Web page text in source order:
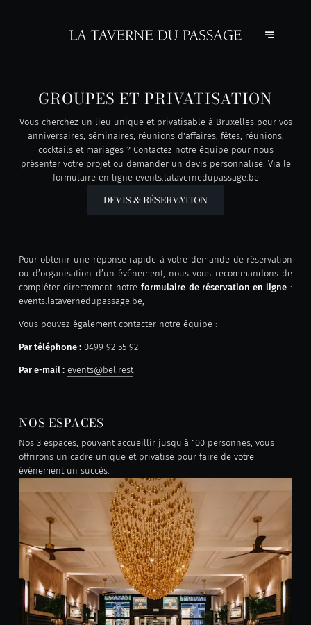
GROUPES ET PRIVATISATION
Vous cherchez un lieu unique et privatisable à Bruxelles pour vos
anniversaires, séminaires, réunions d'affaires, fêtes, réunions,
cocktails et mariages ? Contactez notre équipe pour nous
présenter votre projet ou demander un devis personnalisé. Via le
formulaire en ligne events.latavernedupassage.be
DEVIS & RÉSERVATION
Pour obtenir une réponse rapide à votre demande de réservation
ou d’organisation d’un événement, nous vous recommandons de
compléter directement notreformulaire de réservation en ligne:
events.latavernedupassage.be,
Vous pouvez également contacter notre équipe :
Par téléphone :0499 92 55 92
Par e-mail : events@bel.rest
NOS ESPACES
Nos 3 espaces, pouvant accueillir jusqu'à 100 personnes, vous
offrirons un cadre unique et privatisé pour faire de votre
événement un succès.